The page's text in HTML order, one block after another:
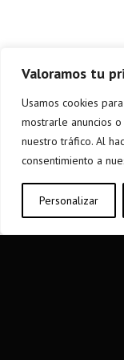
Valoramos tu
Usamos cookies
mostrarle anuncios
nuestro tráfico. Al
consentimiento a
Personalizar